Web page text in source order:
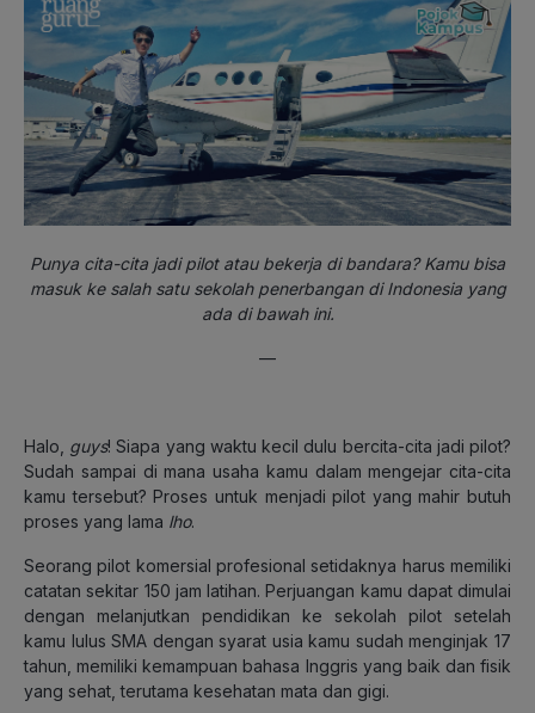
Punya cita-cita jadi pilot atau bekerja di bandara? Kamu bisa
masuk ke salah satu sekolah penerbangan di Indonesia yang
ada di bawah ini.
—
Halo, guys! Siapa yang waktu kecil dulu bercita-cita jadi pilot?
Sudah sampai di mana usaha kamu dalam mengejar cita-cita
kamu tersebut? Proses untuk menjadi pilot yang mahir butuh
proses yang lama lho.
Seorang pilot komersial profesional setidaknya harus memiliki
catatan sekitar 150 jam latihan. Perjuangan kamu dapat dimulai
dengan melanjutkan pendidikan ke sekolah pilot setelah
kamu lulus SMA dengan syarat usia kamu sudah menginjak 17
tahun, memiliki kemampuan bahasa Inggris yang baik dan fisik
yang sehat, terutama kesehatan mata dan gigi.